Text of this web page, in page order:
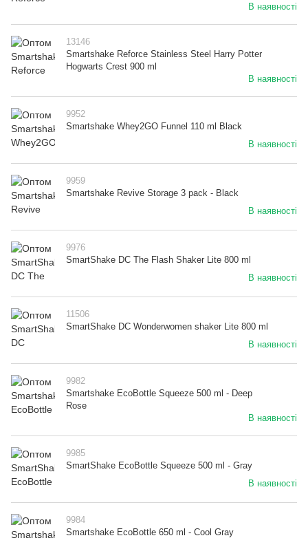
В наявності
13146
Smartshake Reforce Stainless Steel Harry Potter
Hogwarts Crest 900 ml
В наявності
9952
Smartshake Whey2GO Funnel 110 ml Black
В наявності
9959
Smartshake Revive Storage 3 pack - Black
В наявності
9976
SmartShake DC The Flash Shaker Lite 800 ml
В наявності
11506
SmartShake DC Wonderwomen shaker Lite 800 ml
В наявності
9982
Smartshake EcoBottle Squeeze 500 ml - Deep
Rose
В наявності
9985
SmartShake EcoBottle Squeeze 500 ml - Gray
В наявності
9984
Smartshake EcoBottle 650 ml - Cool Gray